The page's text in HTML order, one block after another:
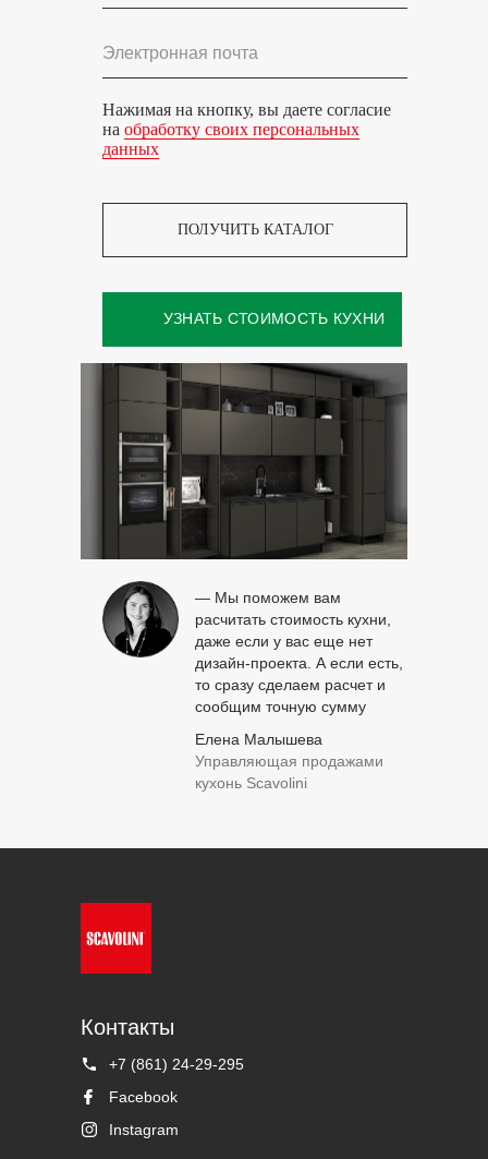
Елена Малышева
Управляющая продажами
кухонь Scavolini
Нажимая на кнопку, вы даете согласие
на обработку своих персональных
данных
ПОЛУЧИТЬ КАТАЛОГ
УЗНАТЬ СТОИМОСТЬ КУХНИ
— Мы поможем вам
расчитать стоимость кухни,
даже если у вас еще нет
дизайн-проекта. А если есть,
то сразу сделаем расчет и
сообщим точную сумму
Facebook
Instagram
Контакты
+7 (861) 24-29-295